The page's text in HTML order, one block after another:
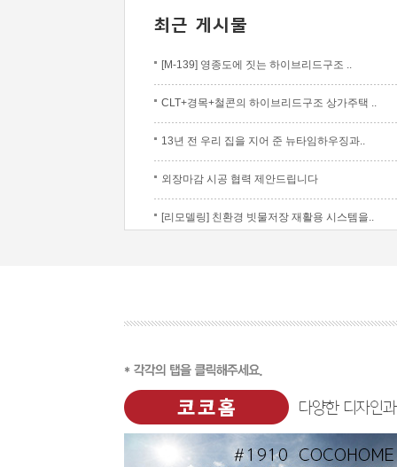
[M-139] 영종도에 짓는 하이브리드구조 ..
CLT+경목+철콘의 하이브리드구조 상가주택 ..
13년 전 우리 집을 지어 준 뉴타임하우징과..
외장마감 시공 협력 제안드립니다
[리모델링] 친환경 빗물저장 재활용 시스템을..